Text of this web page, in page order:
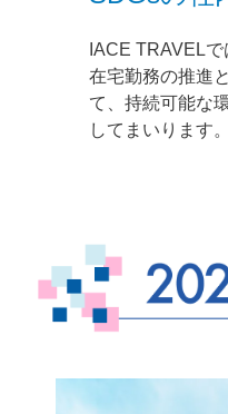
IACE TRAVELで
在宅勤務の推進
て、持続可能な
してまいります。